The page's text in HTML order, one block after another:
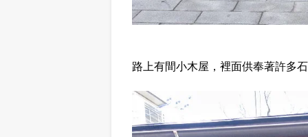
路上有間小木屋，裡面供奉著許多